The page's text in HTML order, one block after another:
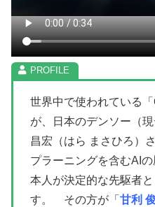
世界中で使われている
が、日本のデンソー（
昌宏（はら まさひろ）
プラーニングを含むAI
本人が決定的な先駆者
す。 その方が「 甘利